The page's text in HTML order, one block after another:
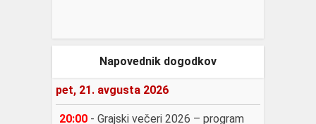
Napovednik dogodkov
pet, 21. avgusta 2026
20:00 - Grajski večeri 2026 – program